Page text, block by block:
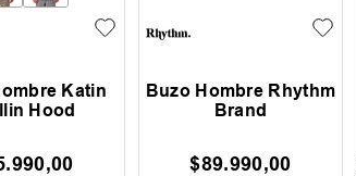
Katin
Hood
.990,00
Buzo Hombre Rhythm
Brand
$89.990,00